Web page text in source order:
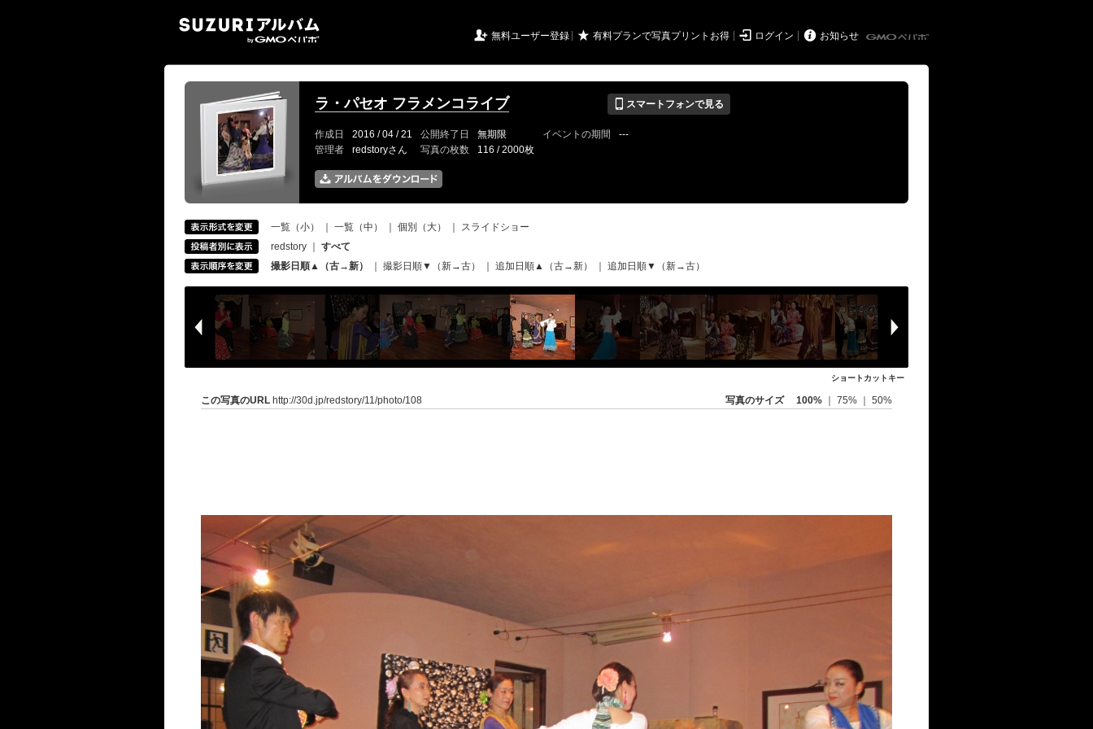
 無料ユーザー登録 ★ 有料プランで写真プリントお得  ログイン  お知らせ
ラ・パセオ フラメンコライブ 📱 スマートフォンで見る
作成日 2016 / 04 / 21 公開終了日 無期限 イベントの期間
---
管理者
redstoryさん 写真の枚数 116 / 2000枚
一覧（小） 一覧（中） 個別（大）
スライドショー
redstory
すべて
撮影日順▲（古→新）
撮影日順▼（新→古） 追加日順▲（古→新） 追加日順▼（新→古）
ショートカットキー
この写真のURL http://30d.jp/redstory/11/photo/108 写真のサイズ 100% 75% 50%